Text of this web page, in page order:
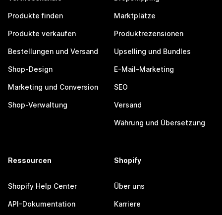
Produkte finden
Produkte verkaufen
Bestellungen und Versand
Shop-Design
Marketing und Conversion
Shop-Verwaltung
Marktplätze
Produktrezensionen
Upselling und Bundles
E-Mail-Marketing
SEO
Versand
Währung und Übersetzung
Ressourcen
Shopify Help Center
API-Dokumentation
Shopify
Über uns
Karriere